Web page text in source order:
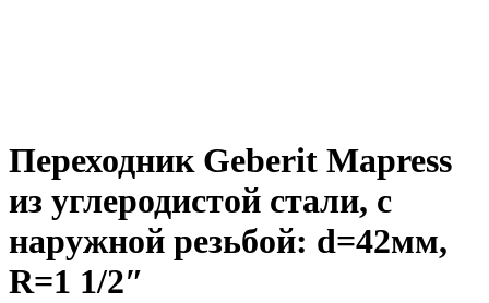
Переходник Geberit Mapress
из углеродистой стали, с
наружной резьбой: d=42мм,
R=1 1/2″